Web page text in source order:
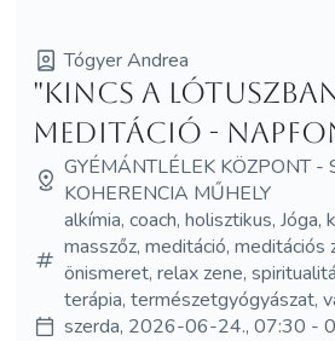
Tógyer Andrea
"Kincs a
meditáció -
GYÉMÁNTLÉLEK KÖZPONT -
KOHERENCIA MŰHELY
alkímia, coach, holisztikus, Jóga,
masszőz, meditáció, meditációs
önismeret, relax zene,
terápia, természetgyógyászat,
szerda, 2026-06-24., 07:30 -